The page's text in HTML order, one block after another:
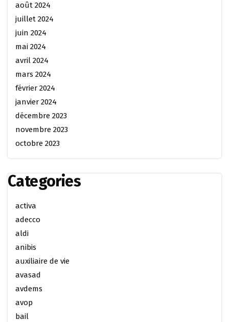
août 2024
juillet 2024
juin 2024
mai 2024
avril 2024
mars 2024
février 2024
janvier 2024
décembre 2023
novembre 2023
octobre 2023
Categories
activa
adecco
aldi
anibis
auxiliaire de vie
avasad
avdems
avop
bail